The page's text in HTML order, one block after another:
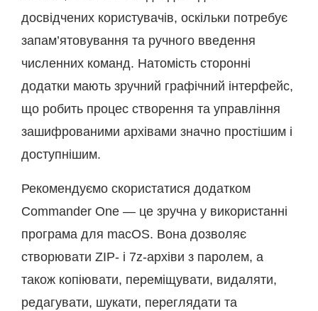
досвідчених користувачів, оскільки потребує
запам’ятовування та ручного введення
численних команд. Натомість сторонні
додатки мають зручний графічний інтерфейс,
що робить процес створення та управління
зашифрованими архівами значно простішим і
доступнішим.
Рекомендуємо скористатися додатком
Commander One — це зручна у використанні
програма для macOS. Вона дозволяє
створювати ZIP- і 7z-архіви з паролем, а
також копіювати, переміщувати, видаляти,
редагувати, шукати, переглядати та